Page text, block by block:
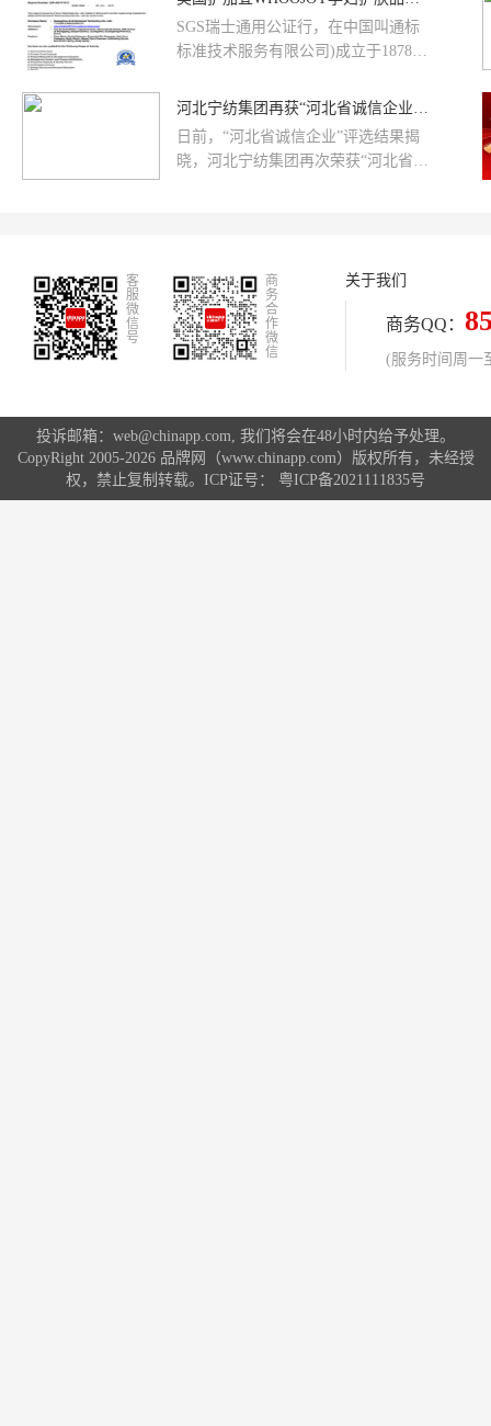
神。此次获奖，正是行业对舒蕾近30
年专注洗护科技、坚守品质初心的权
屏： 10米4K、14米4K、16米4K、20
米4K可适配不同影厅大小，满足项目
SGS瑞士通用公证行，在中国叫通标
标准技术服务有限公司)成立于1878
机构。
河北宁纺集团再获“河北省诚信企业”称号
日前，“河北省诚信企业”评选结果揭
晓，河北宁纺集团再次荣获“河北省诚
客
服
微
信
号
商
务
合
作
微
信
关于我们
商务QQ：
(服务时间周一
投诉邮箱：web@chinapp.com, 我们将会在48小时内给予处理。
CopyRight 2005-2026 品牌网（www.chinapp.com）版权所有，未经授
权，禁止复制转载。ICP证号： 粤ICP备2021111835号